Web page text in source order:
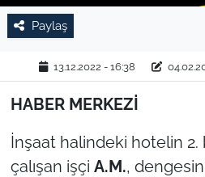
Paylaş
13.12.2022 - 16:38
HABER MERKEZİ
İnşaat halindeki hotelin 2.
çalışan işçi A.M.,
SPOR
YAŞAM
TEKİRDAĞ